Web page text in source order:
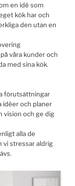
en idé som
kök har och
den utan en
våra kunder och
med sina kök.
förutsättningar
idéer och planer
vision och ge dig
alla de
vi stressar aldrig